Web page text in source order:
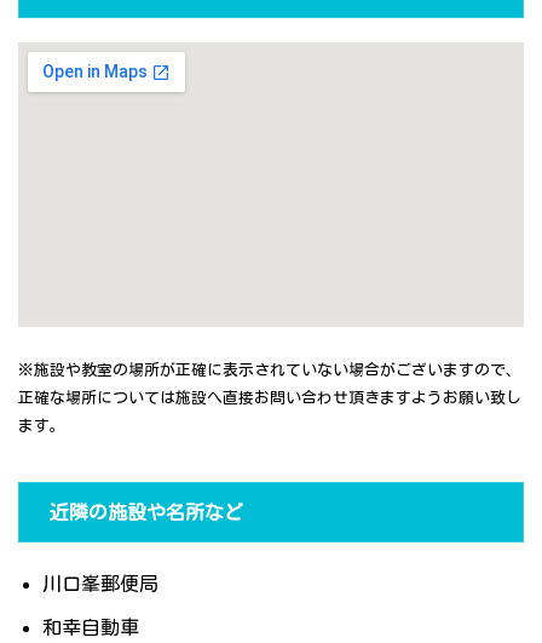
※施設や教室の場所が正確に表示されていない場合がございますので、
正確な場所については施設へ直接お問い合わせ頂きますようお願い致し
ます。
近隣の施設や名所など
川口峯郵便局
和幸自動車